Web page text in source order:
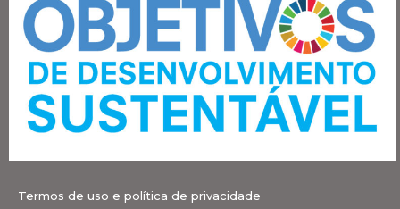
Termos de uso e política de privacidade